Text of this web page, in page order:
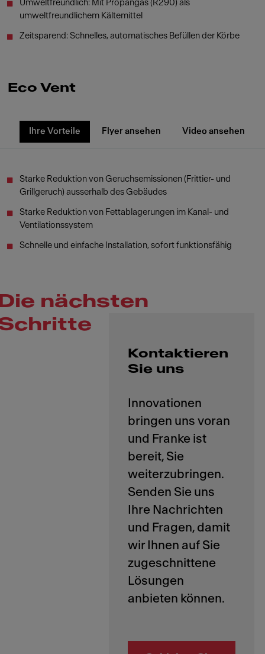
Umweltfreundlich: Mit Propangas (R290) als
umweltfreundlichem Kältemittel
Zeitsparend: Schnelles, automatisches Befüllen der Körbe
Eco Vent
Ihre Vorteile Flyer ansehen Video ansehen
Starke Reduktion von Geruchsemissionen (Frittier- und
Grillgeruch) ausserhalb des Gebäudes
Starke Reduktion von Fettablagerungen im Kanal- und
Ventilationssystem
Schnelle und einfache Installation, sofort funktionsfähig
nächsten
Kontaktieren
Sie uns
Innovationen
bringen uns voran
und Franke ist
bereit, Sie
weiterzubringen.
Senden Sie uns
Ihre Nachrichten
und Fragen, damit
wir Ihnen auf Sie
zugeschnittene
Lösungen